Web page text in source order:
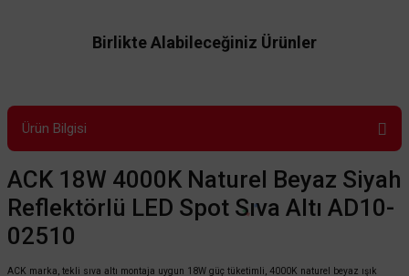
Birlikte Alabileceğiniz Ürünler
Ürün Bilgisi
ACK 18W 4000K Naturel Beyaz Siyah
Reflektörlü LED Spot Sıva Altı AD10-
02510
ACK marka, tekli sıva altı montaja uygun 18W güç tüketimli, 4000K naturel beyaz ışık